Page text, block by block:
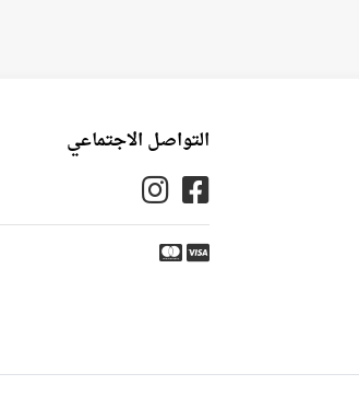
التواصل الاجتماعي